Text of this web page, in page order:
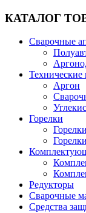
КАТАЛОГ
Сварочные
Технические
Аргон
Горелки
Редукторы
Сварочные
Средства